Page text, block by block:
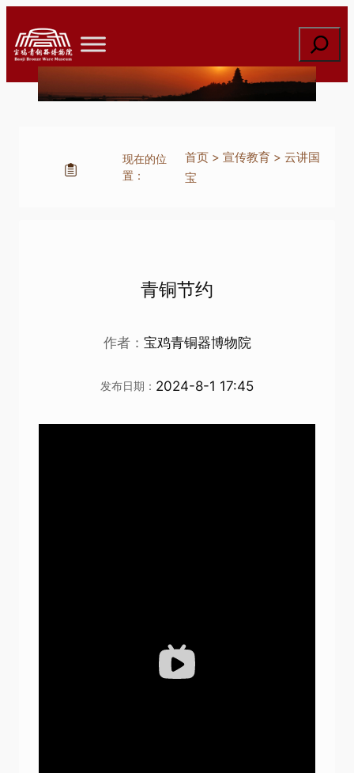
至
内
索
现在的位
置：
首页> 宣传教育> 云讲国
宝
青铜节约
作者： 宝鸡青铜器博物院
发布日期： 2024-8-1 17:45